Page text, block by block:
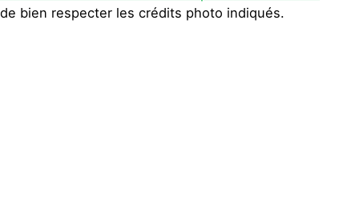
de bien respecter les crédits photo indiqués.